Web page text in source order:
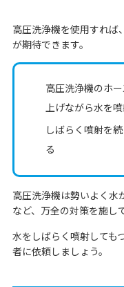
高圧洗浄機を使用すれば、
が期待できます。
高圧洗浄機のホ
上げながら水を
しばらく噴射を
る
高圧洗浄機は勢いよく水
など、万全の対策を施し
水をしばらく噴射しても
者に依頼しましょう。